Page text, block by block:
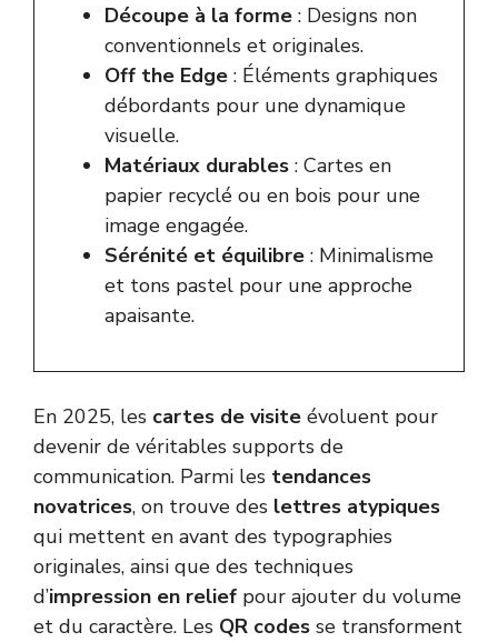
Découpe à la forme : Designs non
conventionnels et originales.
Off the Edge : Éléments graphiques
débordants pour une dynamique
visuelle.
Matériaux durables : Cartes en
papier recyclé ou en bois pour une
image engagée.
Sérénité et équilibre : Minimalisme
et tons pastel pour une approche
apaisante.
En 2025, les cartes de visite évoluent pour
devenir de véritables supports de
communication. Parmi les tendances
novatrices, on trouve des lettres atypiques
qui mettent en avant des typographies
originales, ainsi que des techniques
d’impression en relief pour ajouter du volume
et du caractère. Les QR codes se transforment